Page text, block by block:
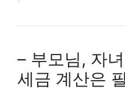
– 부모님, 자
세금 계산은